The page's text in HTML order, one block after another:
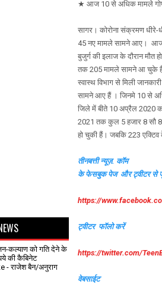
★ आज 10 से अधिक मामले
सागर। कोरोना संक्रमण धीरे-
45 नए मामले सामने आए। आज 17
बुजुर्ग की इलाज के दौरान मौत
तक 205 मामले सामने आ चुके
स्वास्थ विभाग से मिली
सामने आए हैं । जिनमे 10 से
जिले में बीते 10 अप्रैल 2020
2021 तक कुल 5 हजार 8 सौ
हो चुकी हैं। जबकि 223
तीनबत्ती न्यूज़. कॉम
के फेसबुक पेज और ट्वीटर से
https://
ट्वीटर फॉलो करें
https://twitter.com/
वेबसाईट
कल्याण को गति देने के
की कैबिनेट
- राजेश बैन/अनुराग